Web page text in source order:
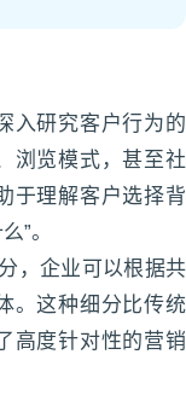
入研究客户行为的
浏览模式，甚至社
于理解客户选择背
”。
，企业可以根据共
。这种细分比传统
高度针对性的营销